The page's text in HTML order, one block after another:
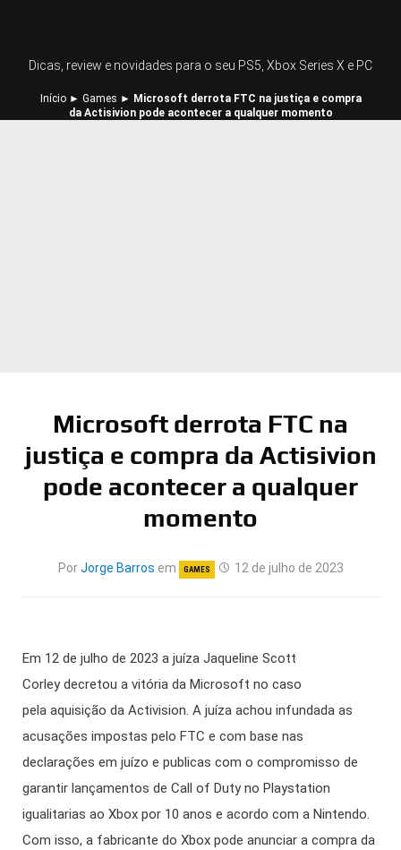
Dicas, review e novidades para o seu PS5, Xbox Series X e PC
Início► Games ► Microsoft derrota FTC na justiça e compra
da Actisivion pode acontecer a qualquer momento
Microsoft derrota FTC na
justiça e compra da Actisivion
pode acontecer a qualquer
momento
PorJorge Barros em GAMES 12 de julho de 2023
Em 12 de julho de 2023 a juíza Jaqueline Scott
Corley decretou a vitória da Microsoft no caso
pela aquisição da Activision. A juíza achou infundada as
acusações impostas pelo FTC e com base nas
declarações em juízo e publicas com o compromisso de
garantir lançamentos de Call of Duty no Playstation
igualitarias ao Xbox por 10 anos e acordo com a Nintendo.
Com isso, a fabricante do Xbox pode anunciar a compra da